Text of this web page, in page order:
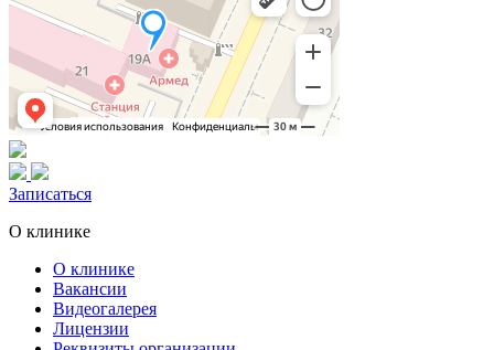
Записаться
О клинике
О клинике
Вакансии
Видеогалерея
Лицензии